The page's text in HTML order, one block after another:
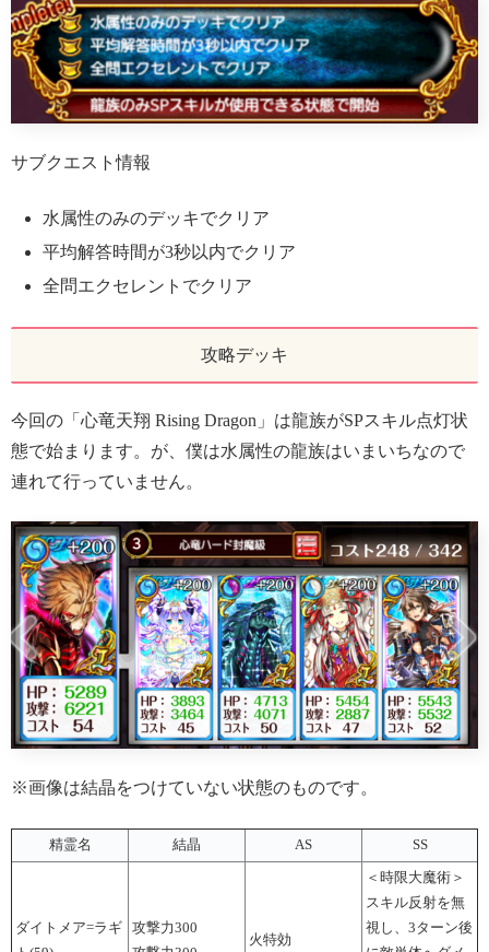
サブクエスト情報
水属性のみのデッキでクリア
平均解答時間が3秒以内でクリア
全問エクセレントでクリア
攻略デッキ
今回の「心竜天翔 Rising Dragon」は龍族がSPスキル点灯状
態で始まります。が、僕は水属性の龍族はいまいちなので
連れて行っていません。
※画像は結晶をつけていない状態のものです。
精霊名 結晶 AS SS
ダイトメア=ラギ
攻撃力300
火特効
＜時限大魔術＞
スキル反射を無
視し、3ターン後